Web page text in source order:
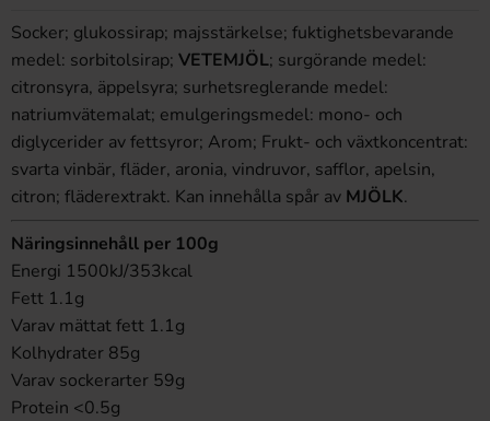
Socker; glukossirap; majsstärkelse; fuktighetsbevarande
medel: sorbitolsirap; VETEMJÖL; surgörande medel:
citronsyra, äppelsyra; surhetsreglerande medel:
natriumvätemalat; emulgeringsmedel: mono- och
diglycerider av fettsyror; Arom; Frukt- och växtkoncentrat:
svarta vinbär, fläder, aronia, vindruvor, safflor, apelsin,
citron; fläderextrakt. Kan innehålla spår av MJÖLK.
Näringsinnehåll per 100g
Energi 1500kJ/353kcal
Fett 1.1g
Varav mättat fett 1.1g
Kolhydrater 85g
Varav sockerarter 59g
Protein <0.5g